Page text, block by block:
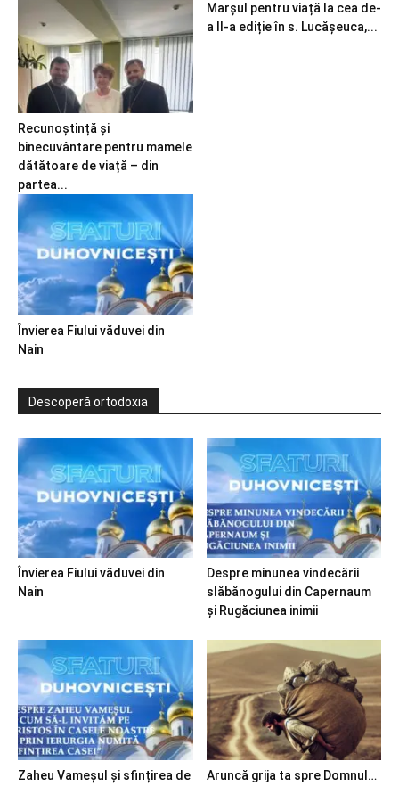
Recunoștință și
binecuvântare pentru mamele
dătătoare de viață – din
partea...
Marșul pentru viață la cea de-
a II-a ediție în s. Lucășeuca,...
Învierea Fiului văduvei din
Nain
Descoperă ortodoxia
Învierea Fiului văduvei din
Nain
Despre minunea vindecării
slăbănogului din Capernaum
și Rugăciunea inimii
Zaheu Vameșul și sfințirea de
Aruncă grija ta spre Domnul…